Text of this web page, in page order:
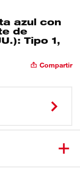
azul con
de
Tipo 1,
Compartir